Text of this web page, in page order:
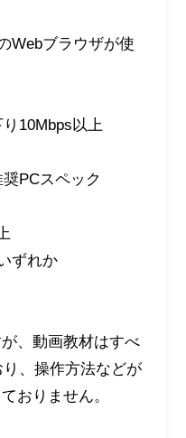
Webブラウザが使
10Mbps以上
PCスペック
ずれか
、動画教材はすべ
、操作方法などが
おりません。